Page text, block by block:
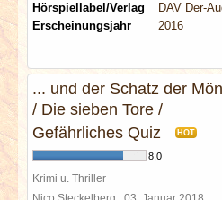
Hörspiellabel/Verlag
DAV Der-
Erscheinungsjahr
2016
... und der Schatz der
/ Die sieben Tore /
Gefährliches Quiz
HOT
8,0
Krimi u. Thriller